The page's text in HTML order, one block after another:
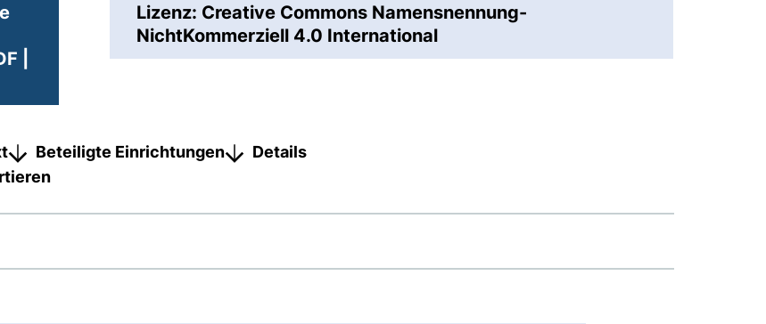
|
Lizenz: Creative Commons Namensnennung-
NichtKommerziell 4.0 International
Beteiligte Einrichtungen
Details